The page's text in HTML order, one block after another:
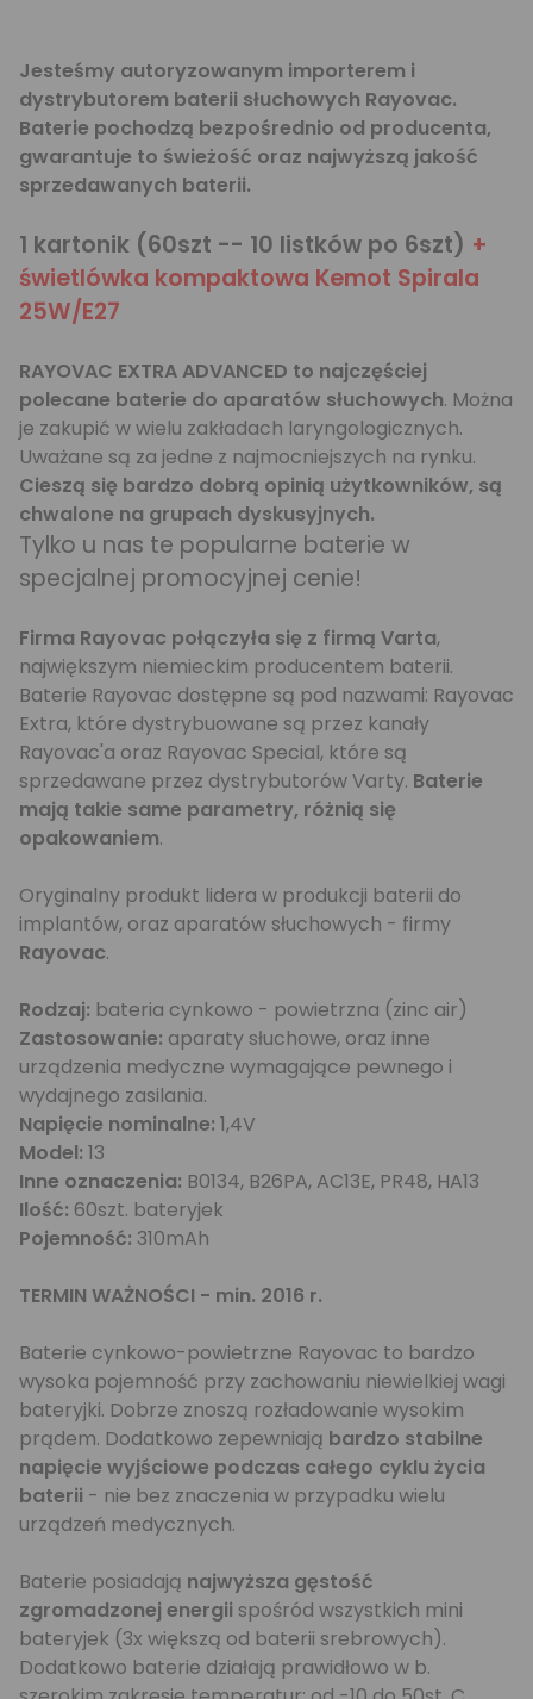
Jesteśmy autoryzowanym importerem i
dystrybutorem baterii słuchowych Rayovac.
Baterie pochodzą bezpośrednio od producenta,
gwarantuje to świeżość oraz najwyższą jakość
sprzedawanych baterii.
1 kartonik (60szt -- 10 listków po 6szt) +
świetlówka kompaktowa Kemot Spirala
25W/E27
RAYOVAC EXTRA ADVANCED to najczęściej
polecane baterie do aparatów słuchowych. Można
je zakupić w wielu zakładach laryngologicznych.
Uważane są za jedne z najmocniejszych na rynku.
Cieszą się bardzo dobrą opinią użytkowników, są
chwalone na grupach dyskusyjnych.
Tylko u nas te popularne baterie w
specjalnej promocyjnej cenie!
Firma Rayovac połączyła się z firmą Varta,
największym niemieckim producentem baterii.
Baterie Rayovac dostępne są pod nazwami: Rayovac
Extra, które dystrybuowane są przez kanały
Rayovac'a oraz Rayovac Special, które są
sprzedawane przez dystrybutorów Varty. Baterie
mają takie same parametry, różnią się
opakowaniem.
Oryginalny produkt lidera w produkcji baterii do
implantów, oraz aparatów słuchowych - firmy
Rayovac.
Rodzaj: bateria cynkowo - powietrzna (zinc air)
Zastosowanie: aparaty słuchowe, oraz inne
urządzenia medyczne wymagające pewnego i
wydajnego zasilania.
Napięcie nominalne: 1,4V
Model: 13
Inne oznaczenia: B0134, B26PA, AC13E, PR48, HA13
Ilość: 60szt. bateryjek
Pojemność: 310mAh
TERMIN WAŻNOŚCI - min. 2016 r.
Baterie cynkowo-powietrzne Rayovac to bardzo
wysoka pojemność przy zachowaniu niewielkiej wagi
bateryjki. Dobrze znoszą rozładowanie wysokim
prądem. Dodatkowo zepewniają bardzo stabilne
napięcie wyjściowe podczas całego cyklu życia
baterii - nie bez znaczenia w przypadku wielu
urządzeń medycznych.
Baterie posiadają najwyższa gęstość
zgromadzonej energii spośród wszystkich mini
bateryjek (3x większą od baterii srebrowych).
Dodatkowo baterie działają prawidłowo w b.